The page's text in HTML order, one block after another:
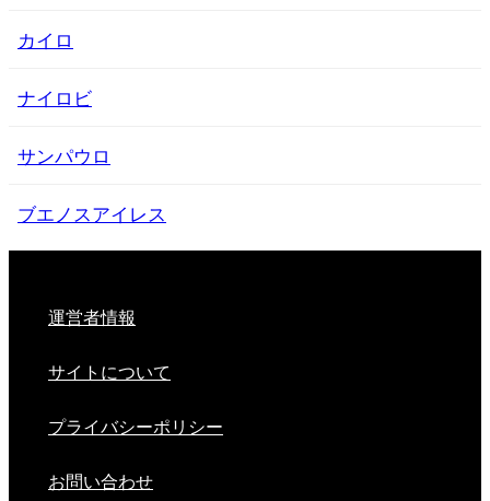
カイロ
ナイロビ
サンパウロ
ブエノスアイレス
運営者情報
サイトについて
プライバシーポリシー
お問い合わせ